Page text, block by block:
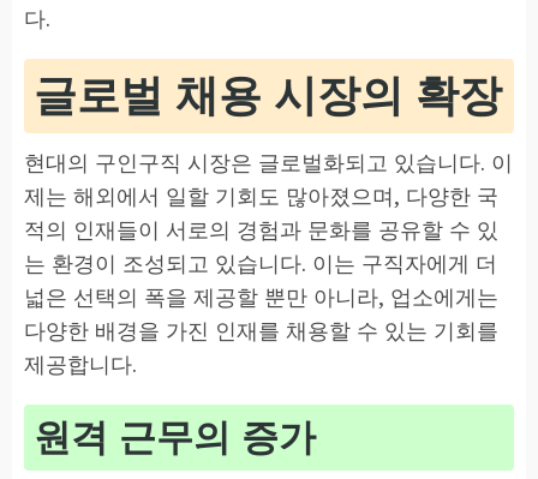
다.
글로벌 채용 시장의 확장
현대의 구인구직 시장은 글로벌화되고 있습니다. 이
제는 해외에서 일할 기회도 많아졌으며, 다양한 국
적의 인재들이 서로의 경험과 문화를 공유할 수 있
는 환경이 조성되고 있습니다. 이는 구직자에게 더
넓은 선택의 폭을 제공할 뿐만 아니라, 업소에게는
다양한 배경을 가진 인재를 채용할 수 있는 기회를
제공합니다.
원격 근무의 증가